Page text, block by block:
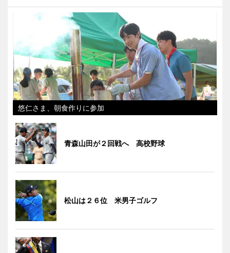
悠仁さま、朝食作りに参加
青森山田が２回戦へ 高校野球
松山は２６位 米男子ゴルフ